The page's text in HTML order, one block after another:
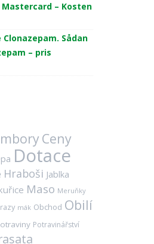
– Kosten
Sådan
– pris
Ceny
Dotace
Hraboši Jablka
Maso Meruňky
mák Obchod Obilí
Potravinářství